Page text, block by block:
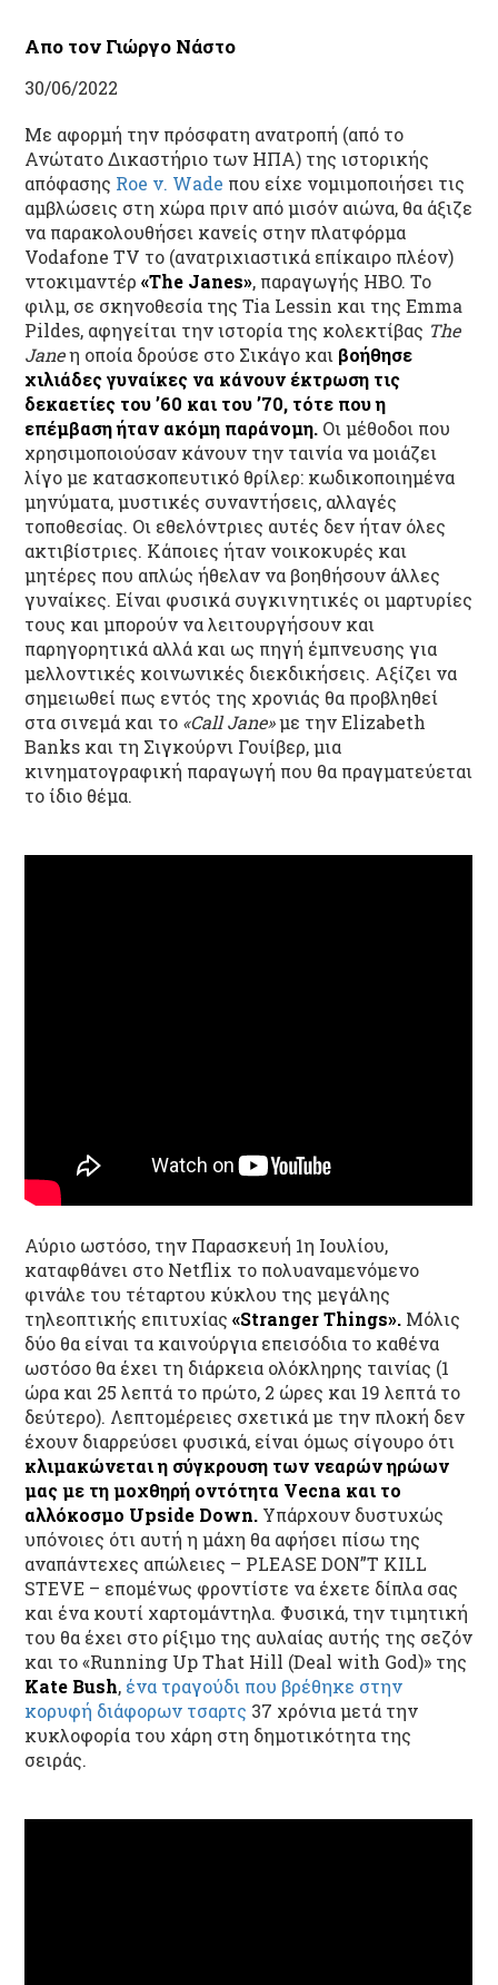
Απο τον Γιώργο Νάστο
30/06/2022
Με αφορμή την πρόσφατη ανατροπή (από το
Ανώτατο Δικαστήριο των ΗΠΑ) της ιστορικής
απόφασης Roe v. Wade που είχε νομιμοποιήσει τις
αμβλώσεις στη χώρα πριν από μισόν αιώνα, θα άξιζε
να παρακολουθήσει κανείς στην πλατφόρμα
Vodafone TV το (ανατριχιαστικά επίκαιρο πλέον)
ντοκιμαντέρ «The Janes», παραγωγής HBO. Το
φιλμ, σε σκηνοθεσία της Tia Lessin και της Emma
Pildes, αφηγείται την ιστορία της κολεκτίβας The
Janeη οποία δρούσε στο Σικάγο και βοήθησε
χιλιάδες γυναίκες να κάνουν έκτρωση τις
δεκαετίες του ’60 και του ’70, τότε που η
επέμβαση ήταν ακόμη παράνομη. Οι μέθοδοι που
χρησιμοποιούσαν κάνουν την ταινία να μοιάζει
λίγο με κατασκοπευτικό θρίλερ: κωδικοποιημένα
μηνύματα, μυστικές συναντήσεις, αλλαγές
τοποθεσίας. Οι εθελόντριες αυτές δεν ήταν όλες
ακτιβίστριες. Κάποιες ήταν νοικοκυρές και
μητέρες που απλώς ήθελαν να βοηθήσουν άλλες
γυναίκες. Είναι φυσικά συγκινητικές οι μαρτυρίες
τους και μπορούν να λειτουργήσουν και
παρηγορητικά αλλά και ως πηγή έμπνευσης για
μελλοντικές κοινωνικές διεκδικήσεις. Αξίζει να
σημειωθεί πως εντός της χρονιάς θα προβληθεί
στα σινεμά και το «Call Jane»με την Elizabeth
Banks και τη Σιγκούρνι Γουίβερ, μια
κινηματογραφική παραγωγή που θα πραγματεύεται
το ίδιο θέμα.
Αύριο ωστόσο, την Παρασκευή 1η Ιουλίου,
καταφθάνει στο Netflix το πολυαναμενόμενο
φινάλε του τέταρτου κύκλου της μεγάλης
τηλεοπτικής επιτυχίας«Stranger Things». Μόλις
δύο θα είναι τα καινούργια επεισόδια το καθένα
ωστόσο θα έχει τη διάρκεια ολόκληρης ταινίας (1
ώρα και 25 λεπτά το πρώτο, 2 ώρες και 19 λεπτά το
δεύτερο). Λεπτομέρειες σχετικά με την πλοκή δεν
έχουν διαρρεύσει φυσικά, είναι όμως σίγουρο ότι
κλιμακώνεται η σύγκρουση των νεαρών ηρώων
μας με τη μοχθηρή οντότητα Vecna και το
αλλόκοσμο Upside Down. Υπάρχουν δυστυχώς
υπόνοιες ότι αυτή η μάχη θα αφήσει πίσω της
αναπάντεχες απώλειες – PLEASE DON”T KILL
STEVE – επομένως φροντίστε να έχετε δίπλα σας
και ένα κουτί χαρτομάντηλα. Φυσικά, την τιμητική
του θα έχει στο ρίξιμο της αυλαίας αυτής της σεζόν
και το «Running Up That Hill (Deal with God)» της
Kate Bush, ένα τραγούδι που βρέθηκε στην
κορυφή διάφορων τσαρτς 37 χρόνια μετά την
κυκλοφορία του χάρη στη δημοτικότητα της
σειράς.